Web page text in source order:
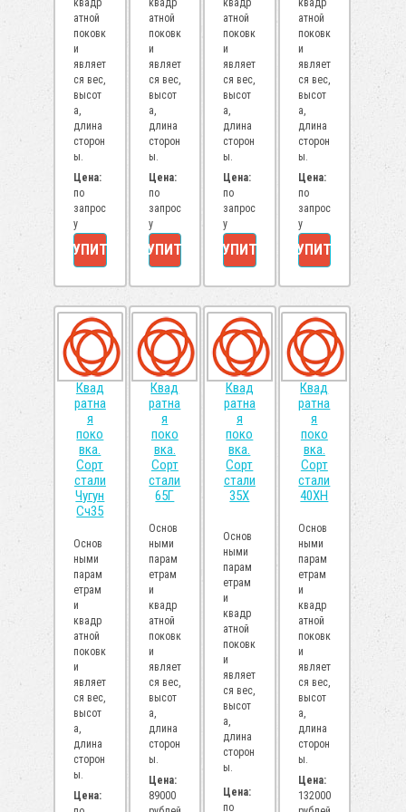
квадр
атной
поковк
и
являет
ся вес,
высот
а,
длина
сторон
ы.
Цена:
по
запрос
у
КУПИТЬ
квадр
атной
поковк
и
являет
ся вес,
высот
а,
длина
сторон
ы.
Цена:
по
запрос
у
КУПИТЬ
квадр
атной
поковк
и
являет
ся вес,
высот
а,
длина
сторон
ы.
Цена:
по
запрос
у
КУПИТЬ
квадр
атной
поковк
и
являет
ся вес,
высот
а,
длина
сторон
ы.
Цена:
по
запрос
у
КУПИТЬ
Квад
ратна
я
поко
вка.
Сорт
стали
Чугун
Сч35
Основ
ными
парам
етрам
и
квадр
атной
поковк
и
являет
ся вес,
высот
а,
длина
сторон
ы.
Цена:
Квад
ратна
я
поко
вка.
Сорт
стали
65Г
Основ
ными
парам
етрам
и
квадр
атной
поковк
и
являет
ся вес,
высот
а,
длина
сторон
ы.
Цена:
89000
Квад
ратна
я
поко
вка.
Сорт
стали
35Х
Основ
ными
парам
етрам
и
квадр
атной
поковк
и
являет
ся вес,
высот
а,
длина
сторон
ы.
Цена:
по
Квад
ратна
я
поко
вка.
Сорт
стали
40ХН
Основ
ными
парам
етрам
и
квадр
атной
поковк
и
являет
ся вес,
высот
а,
длина
сторон
ы.
Цена:
132000